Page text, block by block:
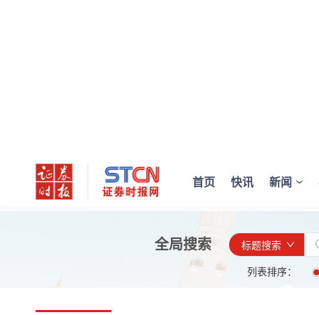
首页 快讯 新闻
全局搜索
标题搜索
列表排序：